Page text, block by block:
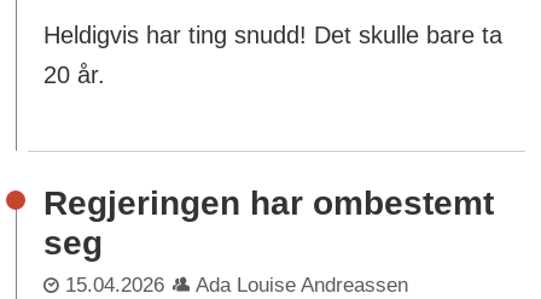
Heldigvis har ting snudd! Det skulle bare ta
20 år.
Regjeringen har ombestemt
seg
15.04.2026 Ada Louise Andreassen